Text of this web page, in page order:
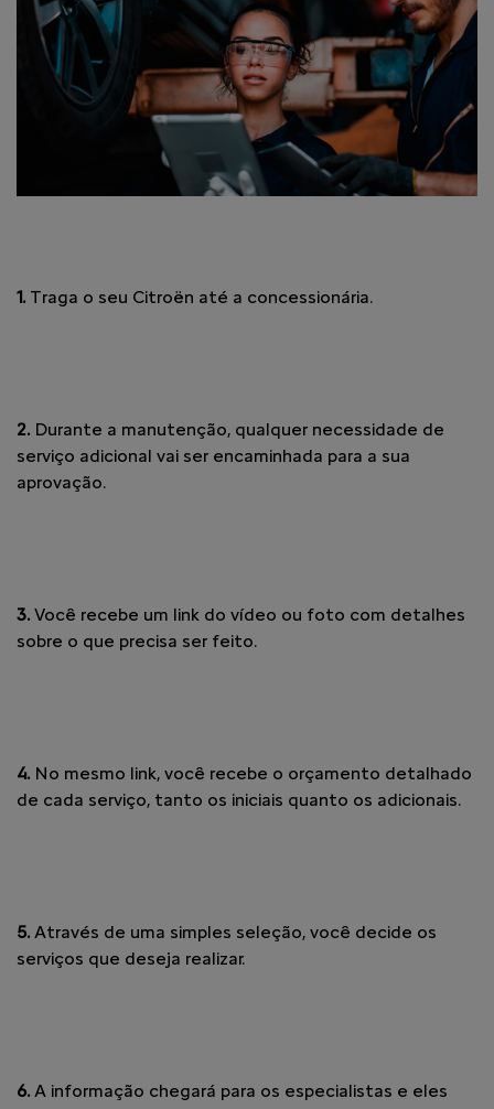
1. Traga o seu Citroën até a concessionária.
2. Durante a manutenção, qualquer necessidade de
serviço adicional vai ser encaminhada para a sua
aprovação.
3. Você recebe um link do vídeo ou foto com detalhes
sobre o que precisa ser feito.
4. No mesmo link, você recebe o orçamento detalhado
de cada serviço, tanto os iniciais quanto os adicionais.
5. Através de uma simples seleção, você decide os
serviços que deseja realizar.
6. A informação chegará para os especialistas e eles